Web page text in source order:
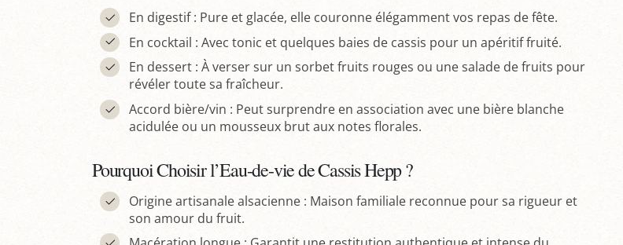
En digestif : Pure et glacée, elle couronne élégamment vos repas de fête.
En cocktail : Avec tonic et quelques baies de cassis pour un apéritif fruité.
En dessert : À verser sur un sorbet fruits rouges ou une salade de fruits pour
révéler toute sa fraîcheur.
Accord bière/vin : Peut surprendre en association avec une bière blanche
acidulée ou un mousseux brut aux notes florales.
Pourquoi Choisir l’Eau-de-vie de Cassis Hepp ?
Origine artisanale alsacienne : Maison familiale reconnue pour sa rigueur et
son amour du fruit.